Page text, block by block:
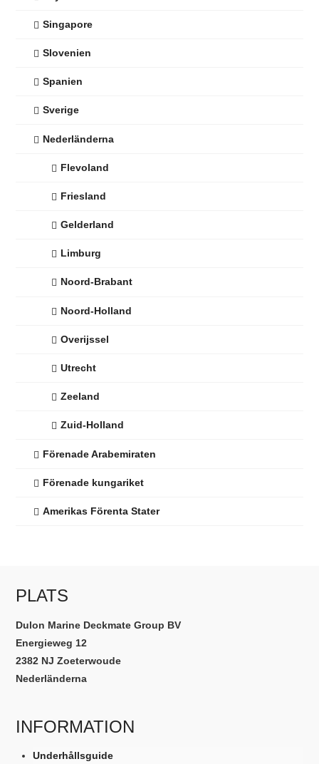
Singapore
Slovenien
Spanien
Sverige
Nederländerna
Flevoland
Friesland
Gelderland
Limburg
Noord-Brabant
Noord-Holland
Overijssel
Utrecht
Zeeland
Zuid-Holland
Förenade Arabemiraten
Förenade kungariket
Amerikas Förenta Stater
PLATS
Dulon Marine Deckmate Group BV
Energieweg 12
2382 NJ Zoeterwoude
Nederländerna
INFORMATION
Underhållsguide